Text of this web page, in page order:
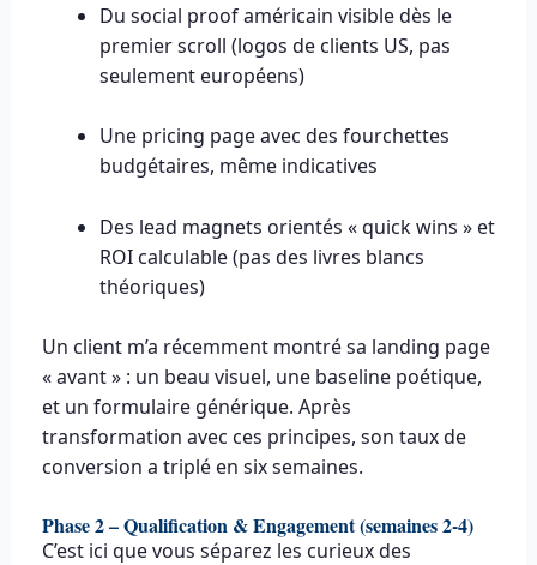
Du social proof américain visible dès le
premier scroll (logos de clients US, pas
seulement européens)
Une pricing page avec des fourchettes
budgétaires, même indicatives
Des lead magnets orientés « quick wins » et
ROI calculable (pas des livres blancs
théoriques)
Un client m’a récemment montré sa landing page
« avant » : un beau visuel, une baseline poétique,
et un formulaire générique. Après
transformation avec ces principes, son taux de
conversion a triplé en six semaines.
Phase 2 – Qualification & Engagement (semaines 2-4)
C’est ici que vous séparez les curieux des